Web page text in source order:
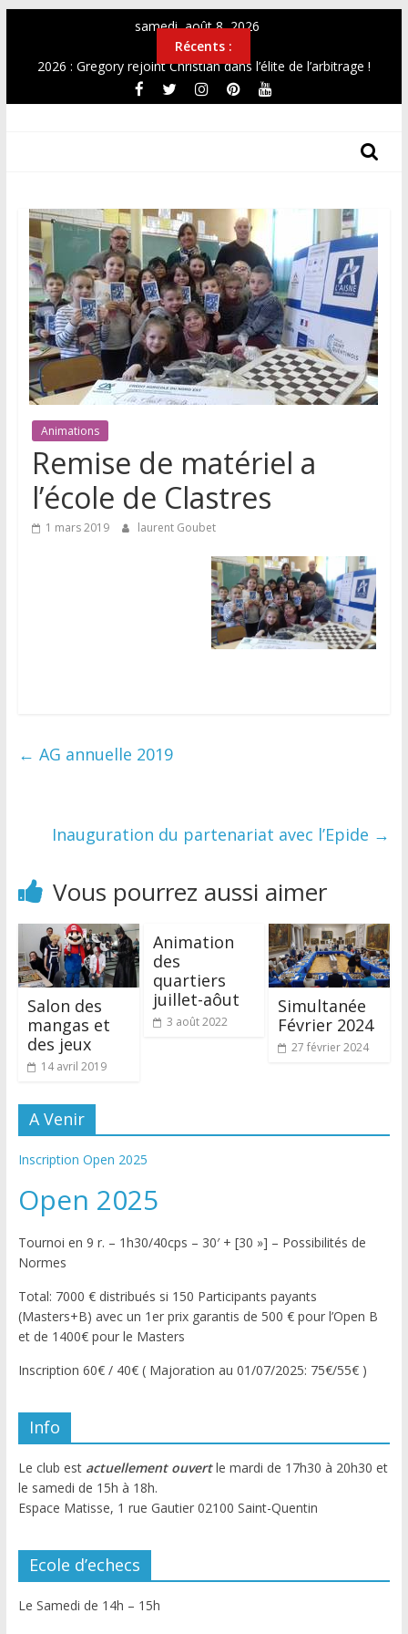
contenu
samedi, août 8, 2026
Récents :
2026 : Gregory rejoint Christian dans l’élite de l’arbitrage !
Top12 féminin Mai 2026
Des
Hauts-
De-
France
Animations
Remise de matériel a
l’école de Clastres
1 mars 2019 laurent Goubet
← AG annuelle 2019
Inauguration du partenariat avec l’Epide →
Vous pourrez aussi aimer
Salon des
mangas et
des jeux
14 avril 2019
Animation
des
quartiers
juillet-aôut
3 août 2022
Simultanée
Février 2024
27 février 2024
A Venir
Inscription Open 2025
Open 2025
Tournoi en 9 r. – 1h30/40cps – 30′ + [30 »] – Possibilités de
Normes
Total: 7000 € distribués si 150 Participants payants
(Masters+B) avec un 1er prix garantis de 500 € pour l’Open B
et de 1400€ pour le Masters
Inscription 60€ / 40€ ( Majoration au 01/07/2025: 75€/55€ )
Info
Le club estactuellement ouvertle mardi de 17h30 à 20h30 et
le samedi de 15h à 18h.
Espace Matisse, 1 rue Gautier 02100 Saint-Quentin
Ecole d’echecs
Le Samedi de 14h – 15h